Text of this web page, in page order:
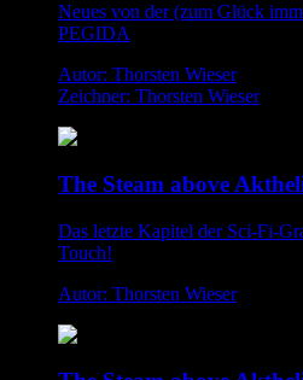
Neues von der (zum Glück
PEGIDA
Autor: Thorsten Wieser
Zeichner: Thorsten Wieser
The Steam above
Das letzte Kapitel der Sci-Fi-
Touch!
Autor: Thorsten Wieser